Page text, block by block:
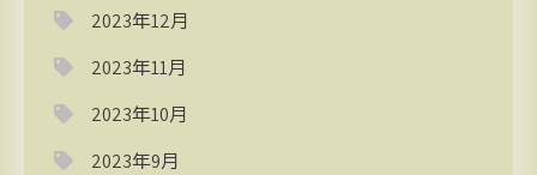
2023年12月
2023年11月
2023年10月
2023年9月